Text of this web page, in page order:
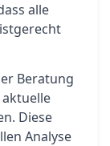
alle
Beratung
Diese
Analyse